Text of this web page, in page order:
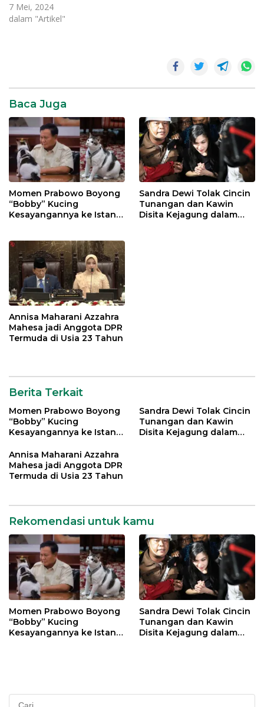
7 Mei, 2024
dalam "Artikel"
Baca Juga
Momen Prabowo Boyong
“Bobby” Kucing
Kesayangannya ke Istana
Sandra Dewi Tolak Cincin
Tunangan dan Kawin
Disita Kejagung dalam
Annisa Maharani Azzahra
Mahesa jadi Anggota DPR
Termuda di Usia 23 Tahun
Berita Terkait
Momen Prabowo Boyong
“Bobby” Kucing
Kesayangannya ke Istana
Sandra Dewi Tolak Cincin
Tunangan dan Kawin
Disita Kejagung dalam
Annisa Maharani Azzahra
Mahesa jadi Anggota DPR
Termuda di Usia 23 Tahun
Rekomendasi untuk kamu
Momen Prabowo Boyong
“Bobby” Kucing
Kesayangannya ke Istana
Sandra Dewi Tolak Cincin
Tunangan dan Kawin
Disita Kejagung dalam